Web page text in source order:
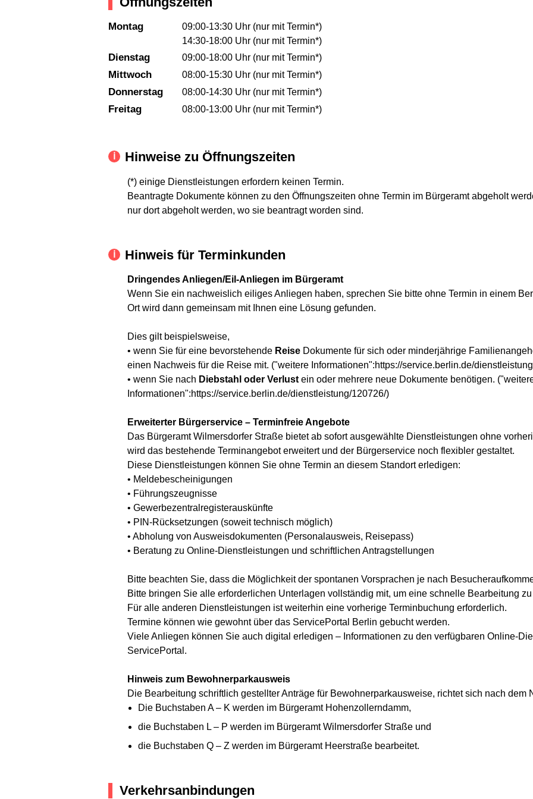
Montag
09:00-13:30 Uhr (nur mit Termin*)
14:30-18:00 Uhr (nur mit Termin*)
Dienstag 09:00-18:00 Uhr (nur mit Termin*)
Mittwoch 08:00-15:30 Uhr (nur mit Termin*)
Donnerstag 08:00-14:30 Uhr (nur mit Termin*)
Freitag 08:00-13:00 Uhr (nur mit Termin*)
Hinweise zu Öffnungszeiten
(*) einige Dienstleistungen erfordern keinen Termin.
Beantragte Dokumente können zu den Öffnungszeiten ohne Termin im Bürgeramt abgeholt
nur dort abgeholt werden, wo sie beantragt worden sind.
Hinweis für Terminkunden
Dringendes Anliegen/Eil-Anliegen im Bürgeramt
Wenn Sie ein nachweislich eiliges Anliegen haben, sprechen Sie bitte ohne Termin in einem
Ort wird dann gemeinsam mit Ihnen eine Lösung gefunden.
Dies gilt beispielsweise,
• wenn Sie für eine bevorstehende Reise Dokumente für sich oder minderjährige
einen Nachweis für die Reise mit. ("weitere Informationen":https://service.berlin.de/
• wenn Sie nach Diebstahl oder Verlust ein oder mehrere neue Dokumente benötigen.
Informationen":https://service.berlin.de/dienstleistung/120726/)
Erweiterter Bürgerservice – Terminfreie Angebote
Das Bürgeramt Wilmersdorfer Straße bietet ab sofort ausgewählte Dienstleistungen ohne
wird das bestehende Terminangebot erweitert und der Bürgerservice noch flexibler gestaltet.
Diese Dienstleistungen können Sie ohne Termin an diesem Standort erledigen:
• Meldebescheinigungen
• Führungszeugnisse
• Gewerbezentralregisterauskünfte
• PIN-Rücksetzungen (soweit technisch möglich)
• Abholung von Ausweisdokumenten (Personalausweis, Reisepass)
• Beratung zu Online-Dienstleistungen und schriftlichen Antragstellungen
Bitte beachten Sie, dass die Möglichkeit der spontanen Vorsprachen je nach
Bitte bringen Sie alle erforderlichen Unterlagen vollständig mit, um eine schnelle Bearbeitung
Für alle anderen Dienstleistungen ist weiterhin eine vorherige Terminbuchung erforderlich.
Termine können wie gewohnt über das ServicePortal Berlin gebucht werden.
Viele Anliegen können Sie auch digital erledigen – Informationen zu den verfügbaren Online-
ServicePortal.
Hinweis zum Bewohnerparkausweis
Die Bearbeitung schriftlich gestellter Anträge für Bewohnerparkausweise, richtet sich nach dem
Die Buchstaben A – K werden im Bürgeramt Hohenzollerndamm,
die Buchstaben L – P werden im Bürgeramt Wilmersdorfer Straße und
die Buchstaben Q – Z werden im Bürgeramt Heerstraße bearbeitet.
Verkehrsanbindungen